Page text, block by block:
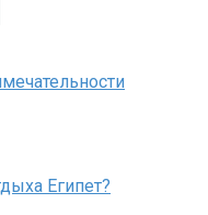
Египет?